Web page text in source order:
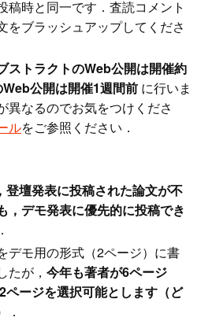
稿時と同一です．査読コメント
をブラッシュアップしてくださ
ストラクトのWeb公開は開催約
公開は開催1週間前 に行いま
異なるのでお気をつけくださ
ルをご参照ください．
登壇発表に投稿された論文が不
，デモ発表に優先的に投稿でき
．
デモ用の形式（2ページ）に書
たが， 今年も著者が6ページ
ページを選択可能とします（ど
．